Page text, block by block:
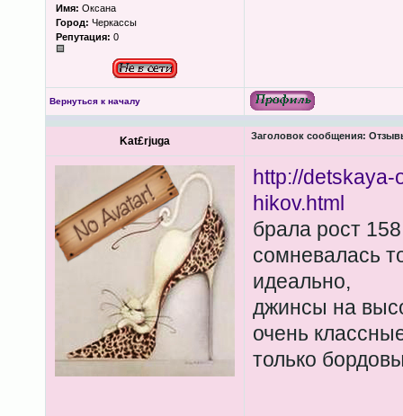
Имя: Оксана
Город: Черкассы
Репутация: 0
Вернуться к началу
Kat£rjuga Заголовок сообщения:
http://
hikov.html
брала рост
сомневалась
идеально,
джинсы на
очень
только